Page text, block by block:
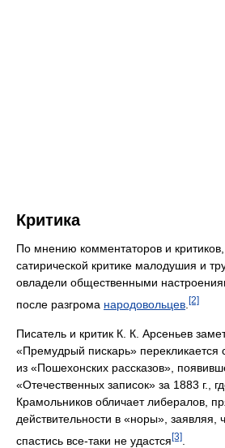
Критика
По мнению комментаторов и
сатирической критике малодушия и
овладели общественными
после разгрома народовольцев [2]
Писатель и критик К. К. Арсеньев
«Премудрый пискарь» перекликается
из «Пошехонских рассказов»,
«Отечественных записок» за 1883 г.,
Крамольников обличает либералов,
действительности в «норы», заявляя,
спастись все-таки не удастся[3]